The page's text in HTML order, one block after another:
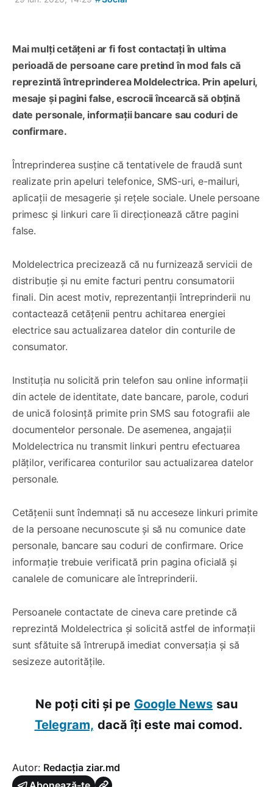
Mai mulți cetățeni ar fi fost contactați în ultima
perioadă de persoane care pretind în mod fals că
reprezintă întreprinderea Moldelectrica. Prin apeluri,
mesaje și pagini false, escrocii încearcă să obțină
date personale, informații bancare sau coduri de
confirmare.
Întreprinderea susține că tentativele de fraudă sunt
realizate prin apeluri telefonice, SMS-uri, e-mailuri,
aplicații de mesagerie și rețele sociale. Unele persoane
primesc și linkuri care îi direcționează către pagini
false.
Moldelectrica precizează că nu furnizează servicii de
distribuție și nu emite facturi pentru consumatorii
finali. Din acest motiv, reprezentanții întreprinderii nu
contactează cetățenii pentru achitarea energiei
electrice sau actualizarea datelor din conturile de
consumator.
Instituția nu solicită prin telefon sau online informații
din actele de identitate, date bancare, parole, coduri
de unică folosință primite prin SMS sau fotografii ale
documentelor personale. De asemenea, angajații
Moldelectrica nu transmit linkuri pentru efectuarea
plăților, verificarea conturilor sau actualizarea datelor
personale.
Cetățenii sunt îndemnați să nu acceseze linkuri primite
de la persoane necunoscute și să nu comunice date
personale, bancare sau coduri de confirmare. Orice
informație trebuie verificată prin pagina oficială și
canalele de comunicare ale întreprinderii.
Persoanele contactate de cineva care pretinde că
reprezintă Moldelectrica și solicită astfel de informații
sunt sfătuite să întrerupă imediat conversația și să
sesizeze autoritățile.
Ne poți citi și pe Google News sau
Telegram, dacă îți este mai comod.
Autor: Redacția ziar.md